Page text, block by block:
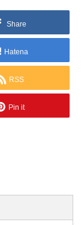
Share
Hatena
RSS
Pin it